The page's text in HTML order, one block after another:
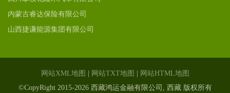
内蒙古睿达保险有限公司
山西捷谦能源集团有限公司
网站XML地图 网站TXT地图
网站HTML地图
©CopyRight 2015-2026 西藏鸿运金融有限公司, 西藏 版权所有